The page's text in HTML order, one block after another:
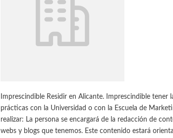
Imprescindible Residir en Alicante. Imprescindible
prácticas con la Universidad o con la Escuela de
realizar: La persona se encargará de la redacción de
webs y blogs que tenemos. Este contenido estará